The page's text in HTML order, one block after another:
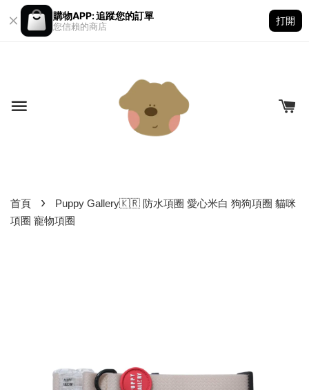
購物APP: 追蹤您的訂單
您信賴的商店
打開
首頁 ›
Puppy Gallery🇰🇷 防水項圈 愛心米白 狗狗項圈 貓咪
項圈 寵物項圈